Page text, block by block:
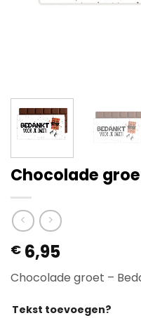
Chocolade
€ 6,95
Chocolade groet –
Tekst toevoegen?